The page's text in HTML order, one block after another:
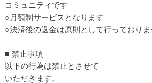
コミュニティです
○月額制サービスとなります
○決済後の返金は原則として行っておりま
■ 禁止事項
以下の行為は禁止とさせて
いただきます。